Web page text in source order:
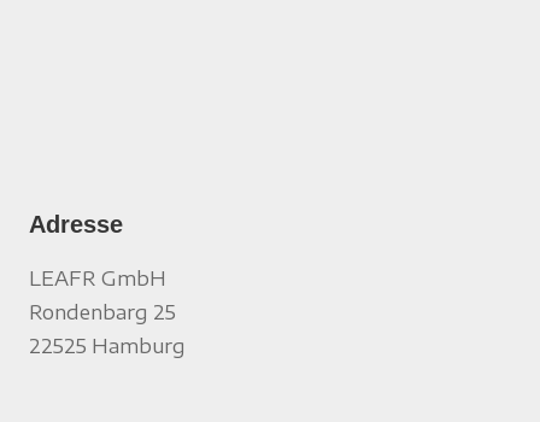
Adresse
LEAFR GmbH
Rondenbarg 25
22525 Hamburg